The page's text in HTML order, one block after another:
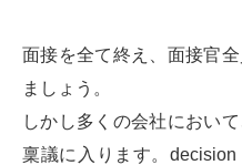
面接を全て終え、面接官
ましょう。
しかし多くの会社におい
稟議に入ります。decision